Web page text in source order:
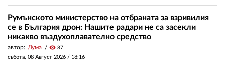
Румънското министерство на отбраната за взривилия
се в България дрон: Нашите радари не са засекли
никакво въздухоплавателно средство
автор: Дума visibility 87
събота, 08 Август 2026 / 18:16